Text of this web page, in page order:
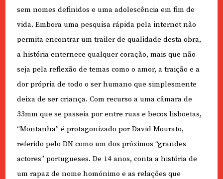
sem nomes definidos e uma adolescência em fim de
vida. Embora uma pesquisa rápida pela internet não
permita encontrar um trailer de qualidade desta obra,
a história enternece qualquer coração, mais que não
seja pela reflexão de temas como o amor, a traição e a
dor própria de todo o ser humano que simplesmente
deixa de ser criança. Com recurso a uma câmara de
33mm que se passeia por entre ruas e becos lisboetas,
“Montanha” é protagonizado por David Mourato,
referido pelo DN como um dos próximos “grandes
actores” portugueses. De 14 anos, conta a história de
um rapaz de nome homónimo e as relações que